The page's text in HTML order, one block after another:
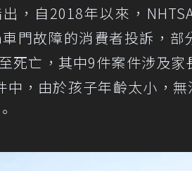
，自2018年以來，
門故障的消費者投訴，
死亡，其中9件案件涉及
中，由於孩子年齡太小，